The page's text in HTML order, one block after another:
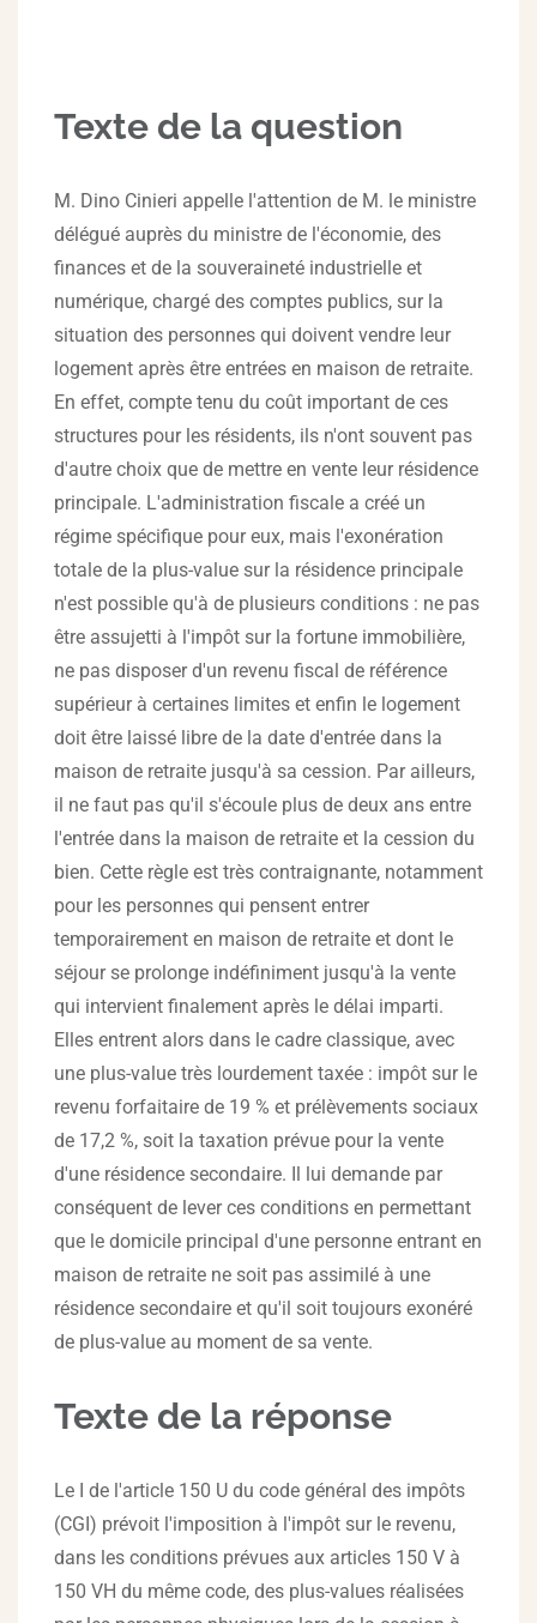
Texte de la question
M. Dino Cinieri appelle l'attention de M. le ministre
délégué auprès du ministre de l'économie, des
finances et de la souveraineté industrielle et
numérique, chargé des comptes publics, sur la
situation des personnes qui doivent vendre leur
logement après être entrées en maison de retraite.
En effet, compte tenu du coût important de ces
structures pour les résidents, ils n'ont souvent pas
d'autre choix que de mettre en vente leur résidence
principale. L'administration fiscale a créé un
régime spécifique pour eux, mais l'exonération
totale de la plus-value sur la résidence principale
n'est possible qu'à de plusieurs conditions : ne pas
être assujetti à l'impôt sur la fortune immobilière,
ne pas disposer d'un revenu fiscal de référence
supérieur à certaines limites et enfin le logement
doit être laissé libre de la date d'entrée dans la
maison de retraite jusqu'à sa cession. Par ailleurs,
il ne faut pas qu'il s'écoule plus de deux ans entre
l'entrée dans la maison de retraite et la cession du
bien. Cette règle est très contraignante, notamment
pour les personnes qui pensent entrer
temporairement en maison de retraite et dont le
séjour se prolonge indéfiniment jusqu'à la vente
qui intervient finalement après le délai imparti.
Elles entrent alors dans le cadre classique, avec
une plus-value très lourdement taxée : impôt sur le
revenu forfaitaire de 19 % et prélèvements sociaux
de 17,2 %, soit la taxation prévue pour la vente
d'une résidence secondaire. Il lui demande par
conséquent de lever ces conditions en permettant
que le domicile principal d'une personne entrant en
maison de retraite ne soit pas assimilé à une
résidence secondaire et qu'il soit toujours exonéré
de plus-value au moment de sa vente.
Texte de la réponse
Le I de l'article 150 U du code général des impôts
(CGI) prévoit l'imposition à l'impôt sur le revenu,
dans les conditions prévues aux articles 150 V à
150 VH du même code, des plus-values réalisées